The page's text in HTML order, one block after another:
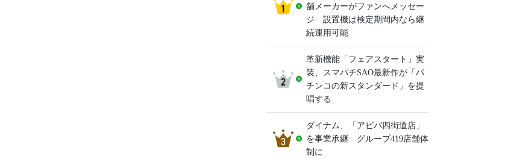
舗メーカーがファンへメッセー
ジ 設置機は検定期間内なら継
続運用可能
革新機能「フェアスタート」実
装、スマパチSAO最新作が「パ
チンコの新スタンダード」を提
唱する
ダイナム、「アビバ四街道店」
を事業承継 グループ419店舗体
制に